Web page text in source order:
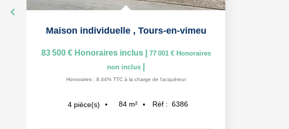
Maison individuelle , Tours-en-vimeu
83 500 € Honoraires inclus 77 001 € Honoraires
non inclus
Honoraires : 8,44% TTC à la charge de l'acquéreur
4 pièce(s) 84 m² Réf : 6386